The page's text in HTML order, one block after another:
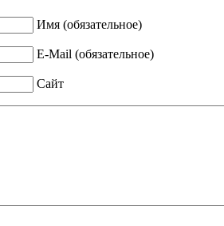
Имя (обязательное)
E-Mail (обязательное)
Сайт